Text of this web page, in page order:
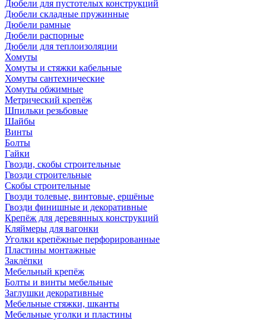
Дюбели для пустотелых конструкций
Дюбели складные пружинные
Дюбели рамные
Дюбели распорные
Дюбели для теплоизоляции
Хомуты
Хомуты и стяжки кабельные
Хомуты сантехнические
Хомуты обжимные
Метрический крепёж
Шпильки резьбовые
Шайбы
Винты
Болты
Гайки
Гвозди, скобы строительные
Гвозди строительные
Скобы строительные
Гвозди толевые, винтовые, ершёные
Гвозди финишные и декоративные
Крепёж для деревянных конструкций
Кляймеры для вагонки
Уголки крепёжные перфорированные
Пластины монтажные
Заклёпки
Мебельный крепёж
Болты и винты мебельные
Заглушки декоративные
Мебельные стяжки, шканты
Мебельные уголки и пластины